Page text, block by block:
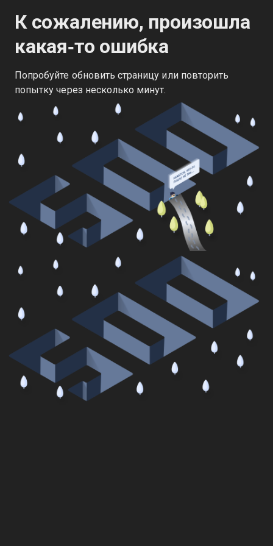
К сожалению, произошла
какая‑то ошибка
Попробуйте обновить страницу или повторить
попытку через несколько минут.